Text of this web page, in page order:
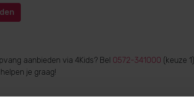
aanbieden via 4Kids? Bel 0572-341000 (keuze
helpen je graag!